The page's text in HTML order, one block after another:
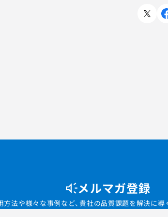
メルマガ登録
法や様々な事例など、貴社の品質課題を解決に導